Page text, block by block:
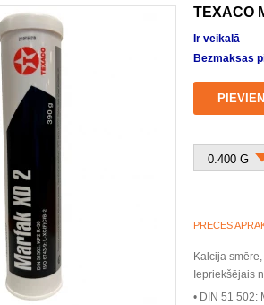
TEXACO
Ir veikalā
Bezmaksas
0.400 G
PRECES
Kalcija
Iepriekšējais
• DIN 51 502: